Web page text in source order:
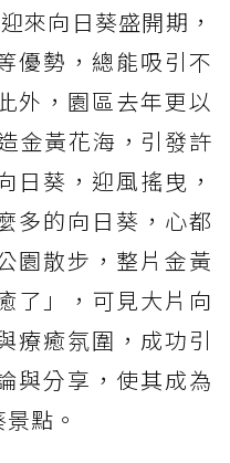
來向日葵盛開期，
優勢，總能吸引不
外，園區去年更以
金黃花海，引發許
日葵，迎風搖曳，
多的向日葵，心都
園散步，整片金黃
了」，可見大片向
療癒氛圍，成功引
與分享，使其成為
點。